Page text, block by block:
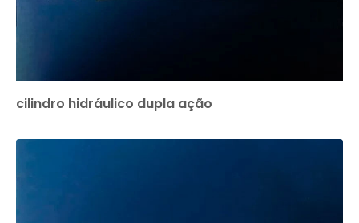
cilindro hidráulico dupla ação